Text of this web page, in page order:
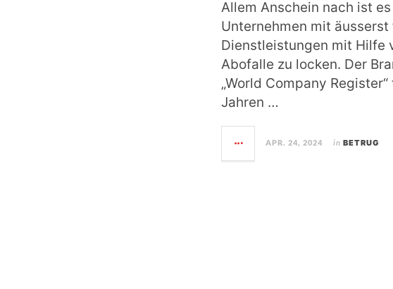
Allem Anschein nach ist
Unternehmen mit
Dienstleistungen mit Hilfe
Abofalle zu locken. Der
„World Company
Jahren …
APR. 24, 2024 in BETRUG